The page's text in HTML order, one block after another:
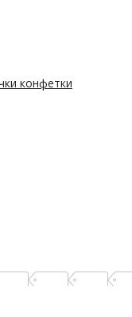
конфетки